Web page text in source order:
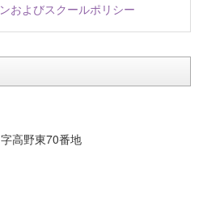
およびスクールポリシー
高野東70番地